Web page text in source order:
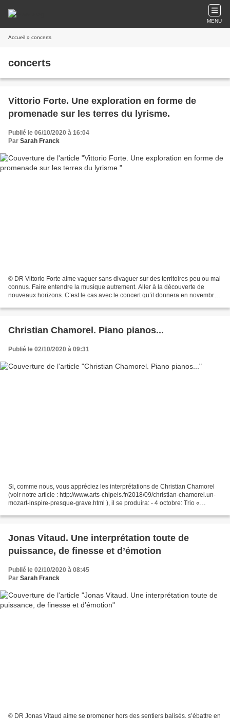
MENU
Accueil » concerts
concerts
Vittorio Forte. Une exploration en forme de
promenade sur les terres du lyrisme.
Publié le 06/10/2020 à 16:04
Par Sarah Franck
© DR Vittorio Forte aime vaguer sans divaguer sur des territoires peu ou mal
connus. Faire entendre la musique autrement. Aller à la découverte de
nouveaux horizons. C’est le cas avec le concert qu’il donnera en novembre
Christian Chamorel. Piano pianos...
Publié le 02/10/2020 à 09:31
Si, comme nous, vous appréciez les interprétations de Christian Chamorel
(voir notre article : http://www.arts-chipels.fr/2018/09/christian-chamorel.un-
mozart-inspire-presque-grave.html ), il se produira: - 4 octobre: Trio «
Jonas Vitaud. Une interprétation toute de
puissance, de finesse et d’émotion
Publié le 02/10/2020 à 08:45
Par Sarah Franck
© DR Jonas Vitaud aime se promener hors des sentiers balisés, s’ébattre en